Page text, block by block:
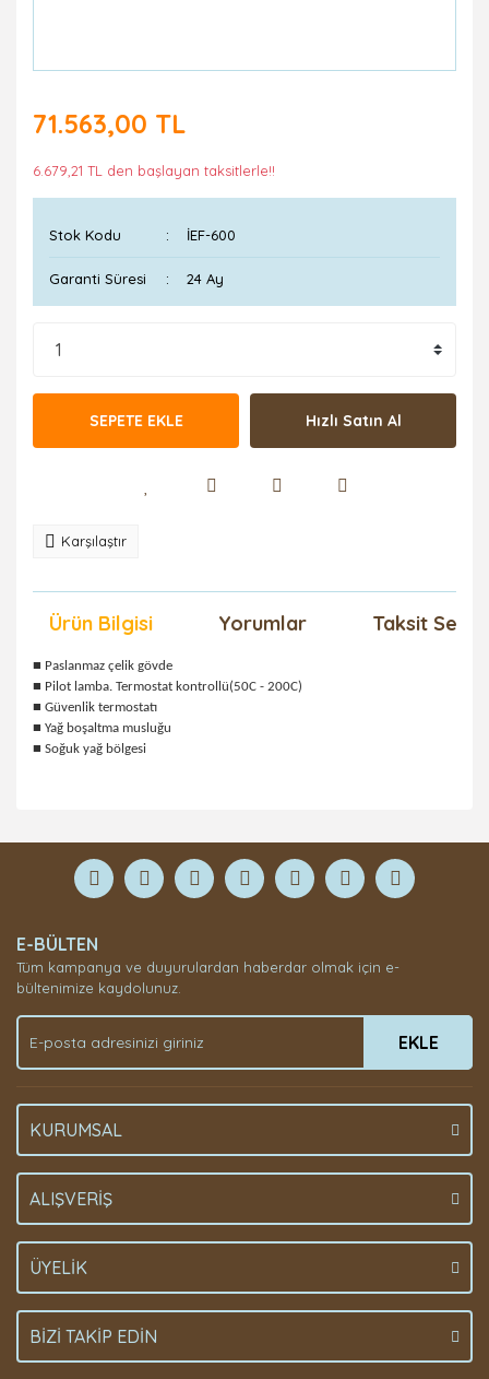
71.563,00 TL
6.679,21 TL den başlayan taksitlerle!!
Stok Kodu İEF-600
Garanti Süresi 24 Ay
SEPETE EKLE Hızlı Satın Al
Karşılaştır
Ürün Bilgisi Yorumlar Taksit
■ Paslanmaz çelik gövde
■ Pilot lamba. Termostat kontrollü(50C - 200C)
■ Güvenlik termostatı
■ Yağ boşaltma musluğu
■ Soğuk yağ bölgesi
Yorum Yaz
E-BÜLTEN
Tüm kampanya ve duyurulardan haberdar olmak için e-
bültenimize kaydolunuz.
EKLE
KURUMSAL
ALIŞVERİŞ
ÜYELİK
BİZİ TAKİP EDİN